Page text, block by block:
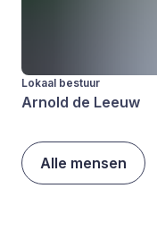
Lokaal bestuur
Arnold de Leeuw
Alle mensen